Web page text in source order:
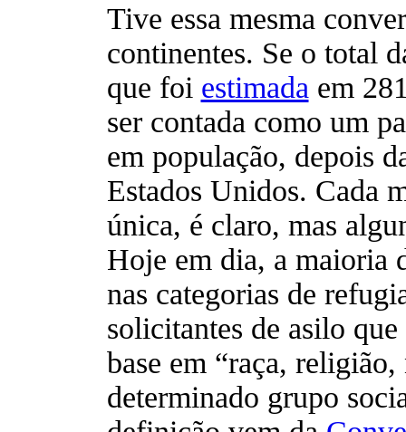
Tive essa mesma
continentes. Se o total
que foi estimada em
ser contada como um
em população, depois
Estados Unidos. Cada
única, é claro, mas
Hoje em dia, a maioria
nas categorias de
solicitantes de asilo
base em “raça,
determinado grupo